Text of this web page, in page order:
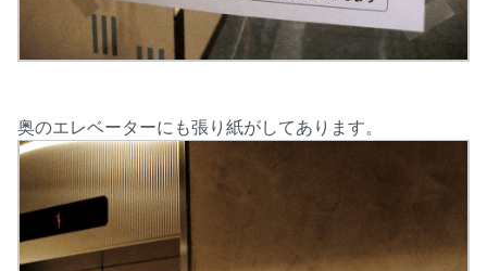
奥のエレベーターにも張り紙がしてあります。